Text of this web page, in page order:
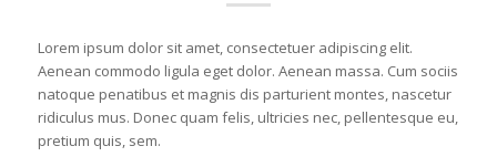
Lorem ipsum dolor sit amet, consectetuer adipiscing elit.
Aenean commodo ligula eget dolor. Aenean massa. Cum sociis
natoque penatibus et magnis dis parturient montes, nascetur
ridiculus mus. Donec quam felis, ultricies nec, pellentesque eu,
pretium quis, sem.